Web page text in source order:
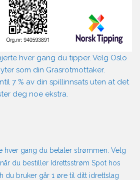
hver gang du tipper. Velg Oslo
som din Grasrotmottaker.
7 % av din spillinnsats uten at det
deg noe ekstra.
hver gang du betaler strømmen. Velg
du bestiller Idrettsstrøm Spot hos
du bruker går 1 øre til ditt idrettslag